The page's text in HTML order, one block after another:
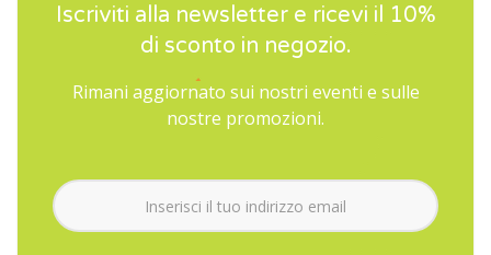
Iscriviti alla newsletter e ricevi il 10%
di sconto in negozio.
Rimani aggiornato sui nostri eventi e sulle
nostre promozioni.